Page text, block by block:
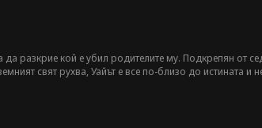
разкрие кой е убил родителите му. Подкрепян от
свят рухва, Уайът е все по-близо до истината и